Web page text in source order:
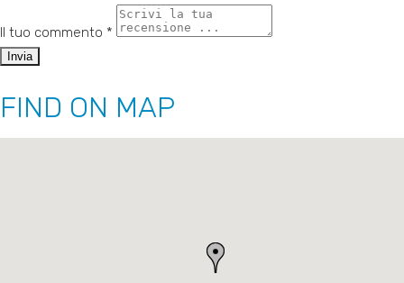
Il tuo commento *
FIND ON MAP